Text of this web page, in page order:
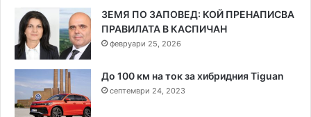
ЗЕМЯ ПО ЗАПОВЕД: КОЙ ПРЕНАПИСВА
ПРАВИЛАТА В КАСПИЧАН
февруари 25, 2026
До 100 км на ток за хибридния Tiguan
септември 24, 2023